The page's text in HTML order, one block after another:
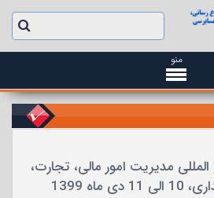
منو
مدیریت امور مالی، تجارت،
1399